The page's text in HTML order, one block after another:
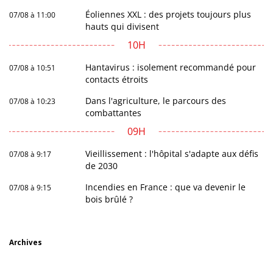
07/08 à 11:00
Éoliennes XXL : des projets toujours plus
hauts qui divisent
10H
07/08 à 10:51
Hantavirus : isolement recommandé pour
contacts étroits
07/08 à 10:23
Dans l'agriculture, le parcours des
combattantes
09H
07/08 à 9:17
Vieillissement : l'hôpital s'adapte aux défis
de 2030
07/08 à 9:15
Incendies en France : que va devenir le
bois brûlé ?
Archives